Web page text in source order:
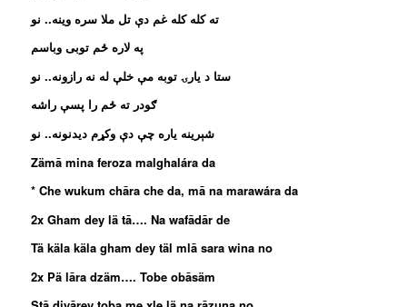
ته کله کله غم دې تل ملا سره وينه.. نو
په لاره ځم توبی وباسم
ستا د يارۍ توبه مې خلې له نه رازونه.. نو
ګودر ته ځم را پسې راشه
شېرينه ياره چې دې وکړم ديدنونه.. نو
Zämā mina feroza malghalára da
* Che wukum chāra che da, mā na marawára da
2x Gham dey lä tā…. Na wafādār de
Tä käla käla gham dey täl mlā sara wina no
2x Pä lāra dzäm…. Tobe obāsäm